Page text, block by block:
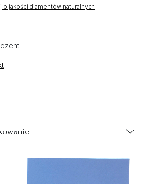
jakości diamentów naturalnych